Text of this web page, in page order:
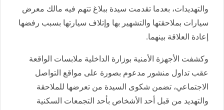
والتهديدات، بعدما تقدمت سيدة ببلاغ تتهم فيه مالك معرض
سيارات بملاحقتها والتشهير بها وإتلاف سيارتها بسبب رفضها
إعادة العلاقة بينهما.
وكشفت الأجهزة الأمنية بوزارة الداخلية ملابسات الواقعة
عقب تداول منشور مدعوم بصورة على مواقع التواصل
الاجتماعي، تضمن شكوى السيدة من تعرضها للملاحقة
والتهديد من قبل أحد الأشخاص بأحد التجمعات السكنية